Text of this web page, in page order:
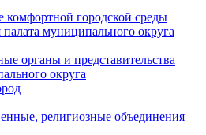
городской среды
муниципального округа
органы и представительства
округа
религиозные объединения